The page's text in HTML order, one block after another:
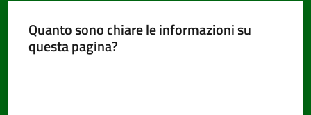
Quanto sono chiare le informazioni su
questa pagina?